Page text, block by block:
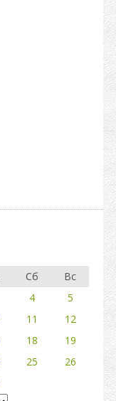
Сб
Вс
4
5
11
12
18
19
25
26